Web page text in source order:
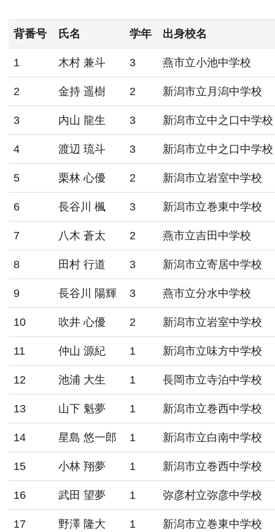
背番号 氏名 学年 出身校名
1 木村 兼斗 3 燕市立小池中学校
2 金持 遥樹 2 新潟市立月潟中学校
3 内山 龍生 3 新潟市立中之口中学校
4 渡辺 琉斗 3 新潟市立中之口中学校
5 栗林 心優 2 新潟市立岩室中学校
6 長谷川 楓 3 新潟市立巻東中学校
7 八木 蒼太 2 燕市立吉田中学校
8 田村 行道 3 新潟市立寄居中学校
9 長谷川 陽輝 3 燕市立分水中学校
10 吹井 心優 2 新潟市立岩室中学校
11 仲山 源紀 1 新潟市立味方中学校
12 池浦 大生 1 長岡市立寺泊中学校
13 山下 魁夢 1 新潟市立巻西中学校
14 星島 悠一郎 1 新潟市立白南中学校
15 小林 翔夢 1 新潟市立巻西中学校
16 武田 望夢 1 弥彦村立弥彦中学校
17 野澤 隆大 1 新潟市立巻東中学校